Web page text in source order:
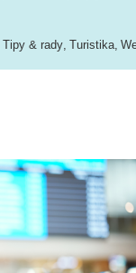
Tipy & rady, Turistika,